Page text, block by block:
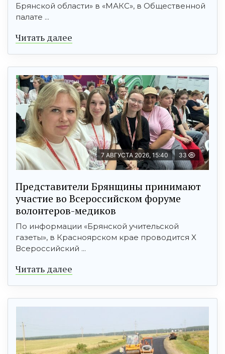
Брянской области» в «МАКС», в Общественной
палате ...
Читать далее
7 АВГУСТА 2026, 15:40 33
Представители Брянщины принимают
участие во Всероссийском форуме
волонтеров-медиков
По информации «Брянской учительской
газеты», в Красноярском крае проводится X
Всероссийский ...
Читать далее